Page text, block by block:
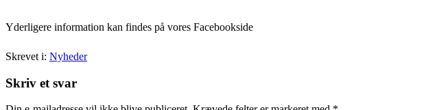
Yderligere information kan findes på vores Facebookside
Skrevet i: Nyheder
Skriv et svar